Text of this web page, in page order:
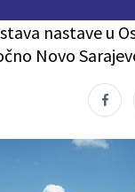
nastave u
Novo